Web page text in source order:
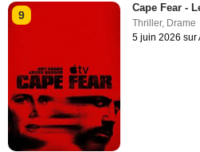
9
Cape Fear -
Thriller, Drame
5 juin 2026 sur